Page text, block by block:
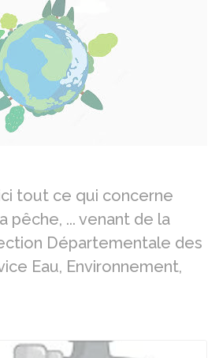
tout ce qui concerne
pêche, ... venant de la
Départementale des
Eau, Environnement,